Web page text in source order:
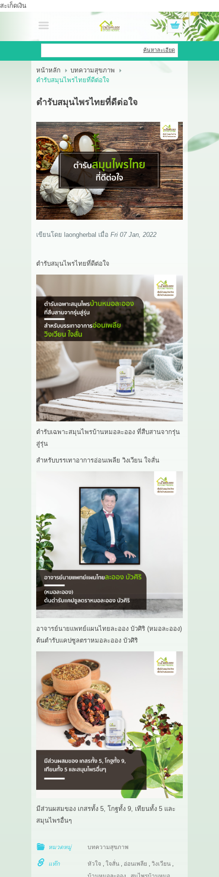
สะเก็ดเงิน
เข้าสู่ระบบ สมัครสมาชิก
สินค้าที่สนใจ( 0 )
หน้าหลัก
OEM HUB
HERBBRIGHT WELLNESS
GREEN HOUSE
เกี่ยวกับเรา
ค้นหาละเอียด
หน้าหลัก
บทความสุขภาพ
ตำรับสมุนไพรไทยที่ดีต่อใจ
ตำรับสมุนไพรไทยที่ดีต่อใจ
เขียนโดย laongherbal เมื่อ Fri 07 Jan, 2022
ตำรับสมุนไพรไทยที่ดีต่อใจ
ตำรับเฉพาะสมุนไพรบ้านหมอละออง ที่สืบสานจากรุ่น
สู่รุ่น
สำหรับบรรเทาอาการอ่อนเพลีย วิงเวียน ใจสั่น
อาจารย์นายแพทย์แผนไทยละออง บัวศิริ (หมอละออง)
ต้นตำรับแคปซูลตราหมอละออง บัวศิริ
มีส่วนผสมของ เกสรทั้ง 5, โกฐทั้ง 9, เทียนทั้ง 5 และ
สมุนไพรอื่นๆ
หมวดหมู่ บทความสุขภาพ
แท๊ก หัวใจ , ใจสั่น , อ่อนเพลีย , วิงเวียน ,